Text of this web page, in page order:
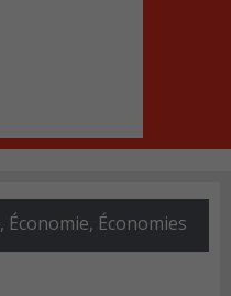
, Économie, Économies